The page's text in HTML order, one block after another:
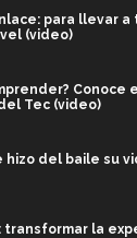
para llevar a
(video)
Conoce
Tec (video)
hizo del baile su
transformar la